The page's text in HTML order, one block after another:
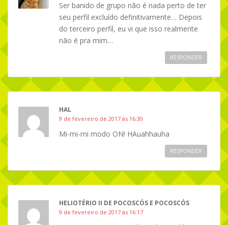
Ser banido de grupo não é nada perto de ter
seu perfil excluído definitivamente… Depois
do terceiro perfil, eu vi que isso realmente
não é pra mim…
RESPONDER
HAL
9 de fevereiro de 2017 às 16:30
Mi-mi-mi modo ON! HAuahhauha
RESPONDER
HELIOTÉRIO II DE POCOSCÓS E POCOSCÓS
9 de fevereiro de 2017 às 16:17